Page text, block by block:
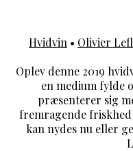
Hvidvin • Olivier
Oplev denne 2019
en medium fylde
præsenterer sig
fremragende
kan nydes nu eller